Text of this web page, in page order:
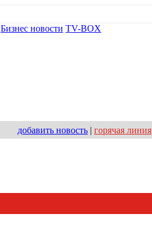
Бизнес новости TV-BOX
добавить новость | горячая линия